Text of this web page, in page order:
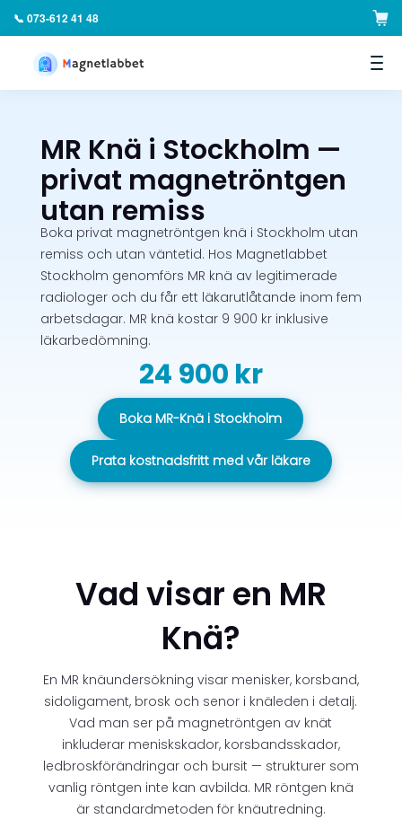
📞 073-612 41 48
MR Knä i Stockholm —
privat magnetröntgen
utan remiss
Boka privat magnetröntgen knä i Stockholm utan
remiss och utan väntetid. Hos Magnetlabbet
Stockholm genomförs MR knä av legitimerade
radiologer och du får ett läkarutlåtande inom fem
arbetsdagar. MR knä kostar 9 900 kr inklusive
läkarbedömning.
24 900 kr
Boka MR-Knä i Stockholm
Prata kostnadsfritt med vår läkare
Vad visar en MR
Knä?
En MR knäundersökning visar menisker, korsband,
sidoligament, brosk och senor i knäleden i detalj.
Vad man ser på magnetröntgen av knät
inkluderar meniskskador, korsbandsskador,
ledbroskförändringar och bursit — strukturer som
vanlig röntgen inte kan avbilda. MR röntgen knä
är standardmetoden för knäutredning.